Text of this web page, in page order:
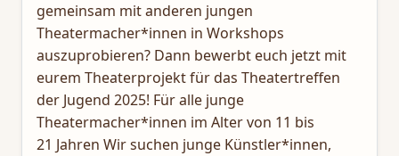
gemeinsam mit anderen jungen
Theatermacher*innen in Workshops
auszuprobieren? Dann bewerbt euch jetzt mit
eurem Theaterprojekt für das Theatertreffen
der Jugend 2025! Für alle junge
Theatermacher*innen im Alter von 11 bis
21 Jahren Wir suchen junge Künstler*innen,